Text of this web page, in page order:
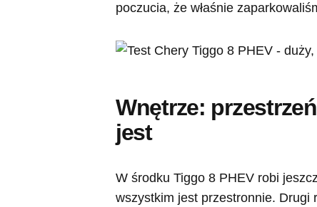
poczucia, że właśnie
Wnętrze:
jest
W środku Tiggo 8 PHEV robi
wszystkim jest przestronnie. Drugi